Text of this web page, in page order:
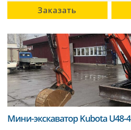
Заказать
Мини-экскаватор Kubota U48-4